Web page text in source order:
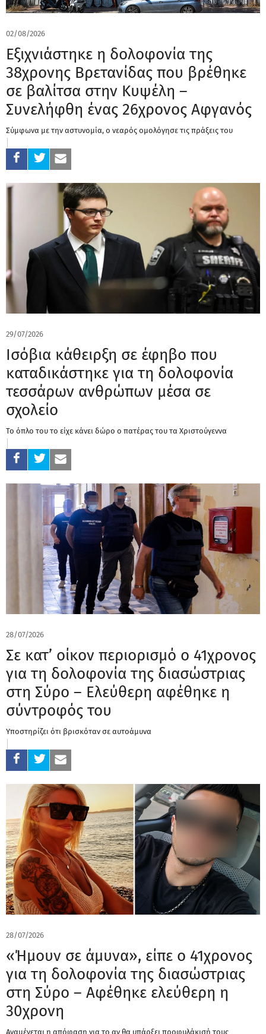
02/08/2026
Εξιχνιάστηκε η δολοφονία της
38χρονης Βρετανίδας που βρέθηκε
σε βαλίτσα στην Κυψέλη –
Συνελήφθη ένας 26χρονος Αφγανός
Σύμφωνα με την αστυνομία, ο νεαρός ομολόγησε τις πράξεις του
29/07/2026
Ισόβια κάθειρξη σε έφηβο που
καταδικάστηκε για τη δολοφονία
τεσσάρων ανθρώπων μέσα σε
σχολείο
Το όπλο του το είχε κάνει δώρο ο πατέρας του τα Χριστούγεννα
28/07/2026
Σε κατ’ οίκον περιορισμό ο 41χρονος
για τη δολοφονία της διασώστριας
στη Σύρο – Ελεύθερη αφέθηκε η
σύντροφός του
Υποστηρίζει ότι βρισκόταν σε αυτοάμυνα
28/07/2026
«Ήμουν σε άμυνα», είπε ο 41χρονος
για τη δολοφονία της διασώστριας
στη Σύρο – Αφέθηκε ελεύθερη η
30χρονη
Αναμένεται η απόφαση για το αν θα υπάρξει προφυλάκισή τους